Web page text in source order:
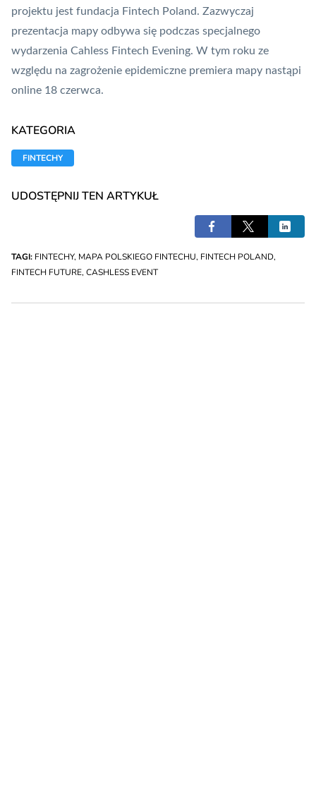
projektu jest fundacja Fintech Poland. Zazwyczaj
prezentacja mapy odbywa się podczas specjalnego
wydarzenia Cahless Fintech Evening. W tym roku ze
względu na zagrożenie epidemiczne premiera mapy nastąpi
online 18 czerwca.
KATEGORIA
FINTECHY
UDOSTĘPNIJ TEN ARTYKUŁ
TAGI: FINTECHY, MAPA POLSKIEGO FINTECHU, FINTECH POLAND,
FINTECH FUTURE, CASHLESS EVENT